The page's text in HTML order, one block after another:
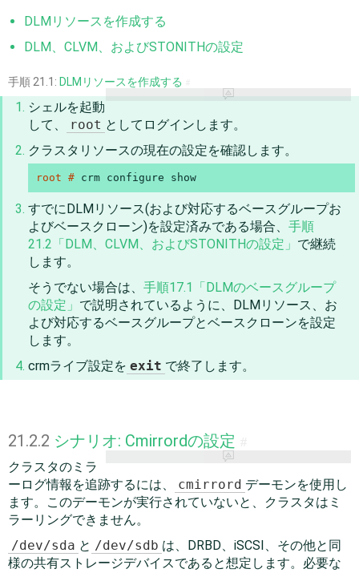
DLMリソースを作成する
DLM、CLVM、およびSTONITHの設定
手順 21.1: DLMリソースを作成する
シェルを起動
して、
root としてログインします。
クラスタリソースの現在の設定を確認します。
root # crm configure show
すでにDLMリソース(および対応するベースグループお
よびベースクローン)を設定済みである場合、 手順
21.2「DLM、CLVM、およびSTONITHの設定」 で継続
します。
そうでない場合は、 手順17.1「DLMのベースグループ
の設定」 で説明されているように、DLMリソース、お
よび対応するベースグループとベースクローンを設定
します。
crmライブ設定を exit で終了します。
21.2.2 シナリオ: Cmirrordの設定
クラスタのミラ
ーログ情報を追跡するには、
cmirrord デーモンを使用し
ます。このデーモンが実行されていないと、クラスタはミ
ラーリングできません。
/dev/sda と /dev/sdb は、DRBD、iSCSI、その他と同
様の共有ストレージデバイスであると想定します。必要な